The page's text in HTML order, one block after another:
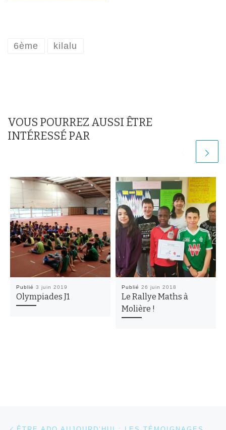
6ème kilalu
VOUS POURREZ AUSSI ÊTRE
INTÉRESSÉ PAR
Publié 3 juin 2019
Olympiades J1
Publié 26 juin 2018
Le Rallye Maths à
Molière !
Parcourir les articles